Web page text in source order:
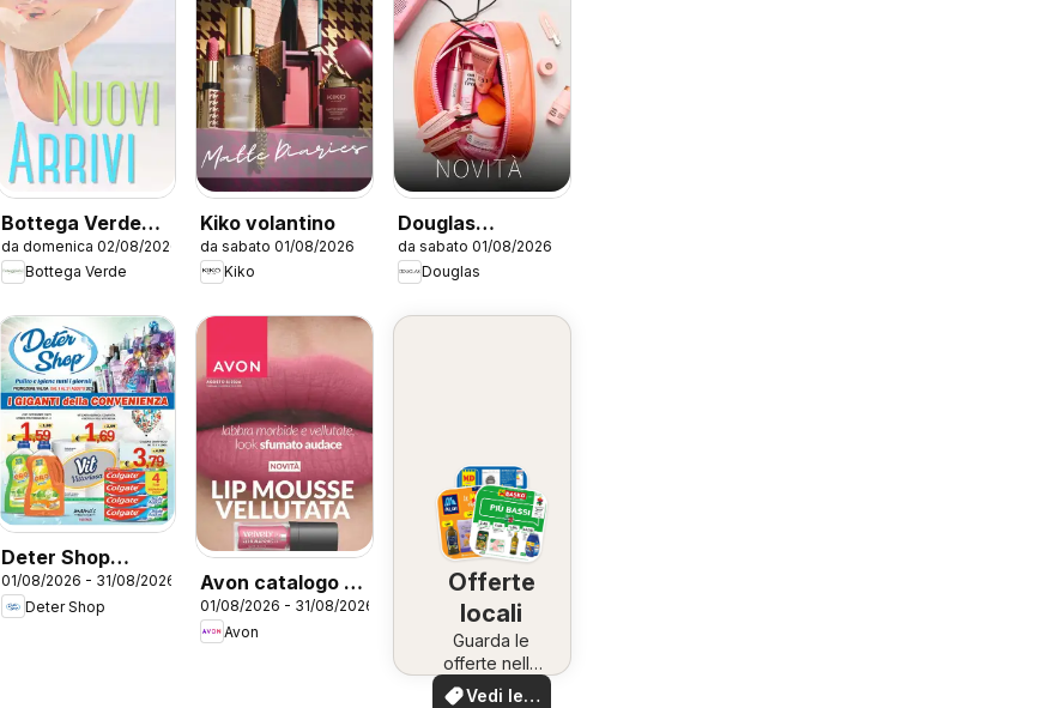
Bottega Verde
catalogo
da domenica 02/08/2026
Bottega Verde
Kiko volantino
da sabato 01/08/2026
Kiko
Douglas
volantino
da sabato 01/08/2026
Douglas
Deter Shop
volantino
01/08/2026 - 31/08/2026
Deter Shop
Avon catalogo -
campagna
8/2026
01/08/2026 - 31/08/2026
Avon
Offerte
locali
Guarda le
offerte nella
tua zona!
Vedi le